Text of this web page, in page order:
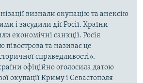
визнали окупацію та анексію
і засудили дії Росії. Країни
економічні санкції. Росія
півострова та називає це
справедливості».
офіційно оголосила датою
окупації Криму і Севастополя